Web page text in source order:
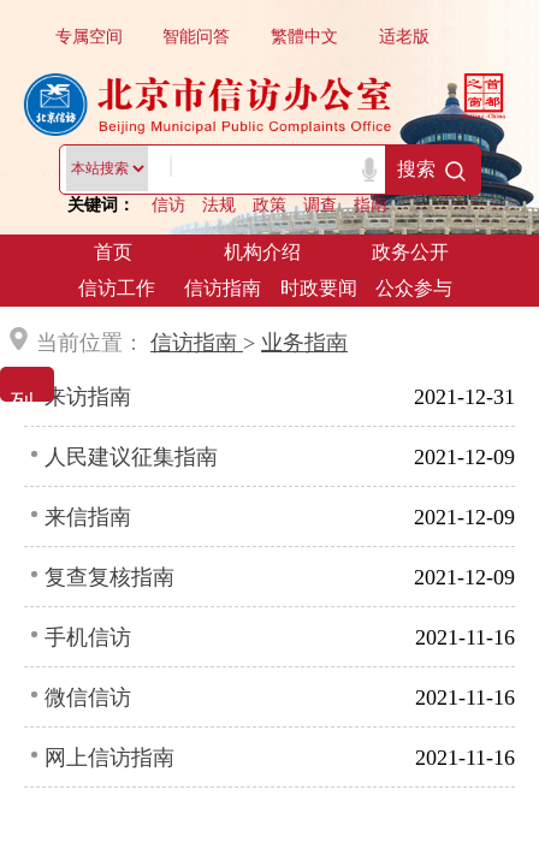
关键词： 信访 法规 政策 调查 指南
搜索
繁體中文
专属空间 适老版
智能问答
首页 机构介绍
政务公开
信访工作
信访指南 时政要闻 公众参与
当前位置： 信访指南 > 业务指南
来访指南 2021-12-31
人民建议征集指南 2021-12-09
来信指南 2021-12-09
复查复核指南 2021-12-09
手机信访 2021-11-16
微信信访 2021-11-16
网上信访指南 2021-11-16